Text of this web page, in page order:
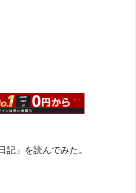
記」を読んでみた。